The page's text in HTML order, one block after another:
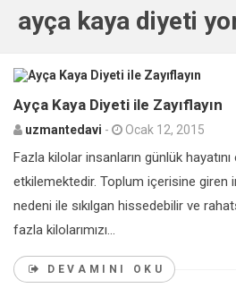
ayça kaya diyeti
Ayça Kaya Diyeti ile Zayıflayın
uzmantedavi - Ocak 12, 2015
Fazla kilolar insanların günlük
etkilemektedir. Toplum içerisine giren
nedeni ile sıkılgan hissedebilir ve
fazla kilolarımızı...
DEVAMINI OKU